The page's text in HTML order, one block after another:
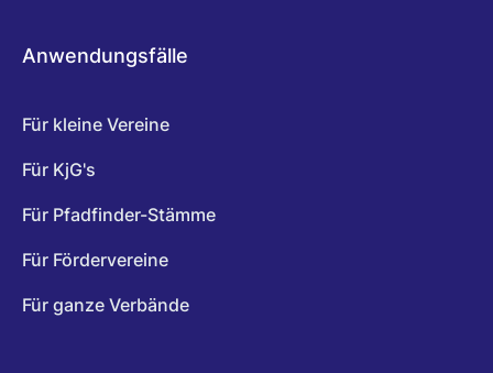
Anwendungsfälle
Für kleine Vereine
Für KjG's
Für Pfadfinder-Stämme
Für Fördervereine
Für ganze Verbände